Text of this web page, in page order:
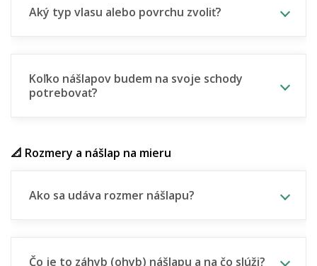
Aký typ vlasu alebo povrchu zvoliť?
Koľko nášlapov budem na svoje schody
potrebovať?
📐 Rozmery a nášlap na mieru
Ako sa udáva rozmer nášlapu?
Čo je to záhyb (ohyb) nášlapu a na čo slúži?